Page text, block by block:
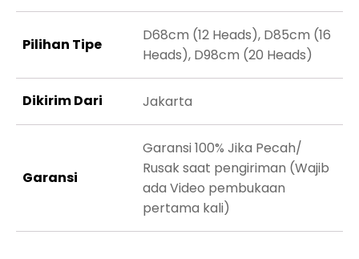
Pilihan Tipe
D68cm (12 Heads), D85cm (16
Heads), D98cm (20 Heads)
Dikirim Dari Jakarta
Garansi
Garansi 100% Jika Pecah/
Rusak saat pengiriman (Wajib
ada Video pembukaan
pertama kali)